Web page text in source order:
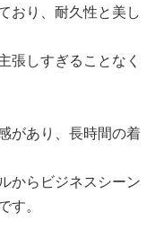
おり、耐久性と美し
張しすぎることなく
があり、長時間の着
からビジネスシーン
。